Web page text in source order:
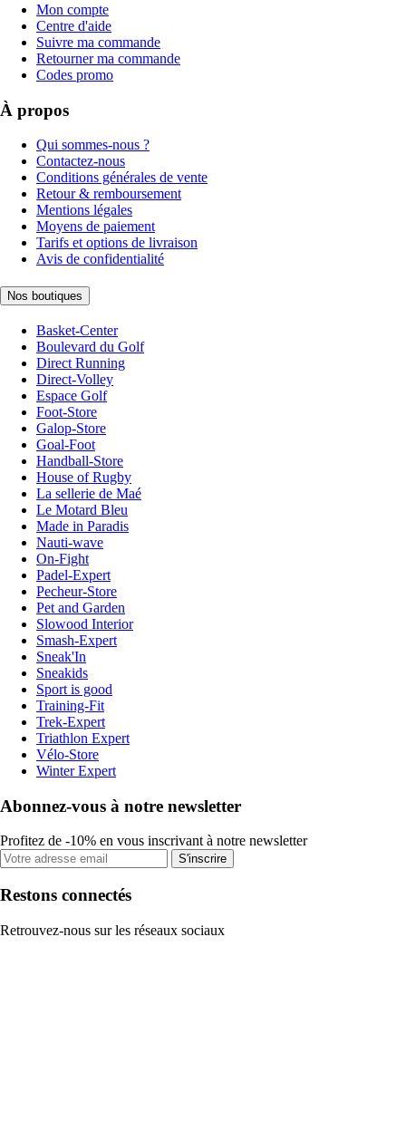
Mon compte
Centre d'aide
Suivre ma commande
Retourner ma commande
Codes promo
À propos
Qui sommes-nous ?
Contactez-nous
Conditions générales de vente
Retour & remboursement
Mentions légales
Moyens de paiement
Tarifs et options de livraison
Avis de confidentialité
Nos boutiques
Basket-Center
Boulevard du Golf
Direct Running
Direct-Volley
Espace Golf
Foot-Store
Galop-Store
Goal-Foot
Handball-Store
House of Rugby
La sellerie de Maé
Le Motard Bleu
Made in Paradis
Nauti-wave
On-Fight
Padel-Expert
Pecheur-Store
Pet and Garden
Slowood Interior
Smash-Expert
Sneak'In
Sneakids
Sport is good
Training-Fit
Trek-Expert
Triathlon Expert
Vélo-Store
Winter Expert
Abonnez-vous à notre newsletter
Profitez de -10% en vous inscrivant à notre newsletter
S'inscrire
Restons connectés
Retrouvez-nous sur les réseaux sociaux